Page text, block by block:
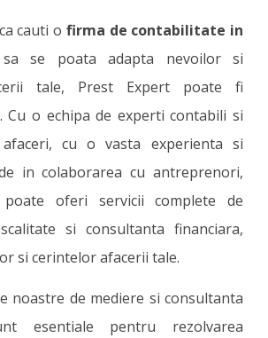
cauti o firma de contabilitate in
se poata adapta nevoilor si
tale, Prest Expert poate fi
Cu o echipa de experti contabili si
cu o vasta experienta si
in colaborarea cu antreprenori,
oferi servicii complete de
si consultanta financiara,
si cerintelor afacerii tale.
noastre de mediere si consultanta
esentiale pentru rezolvarea